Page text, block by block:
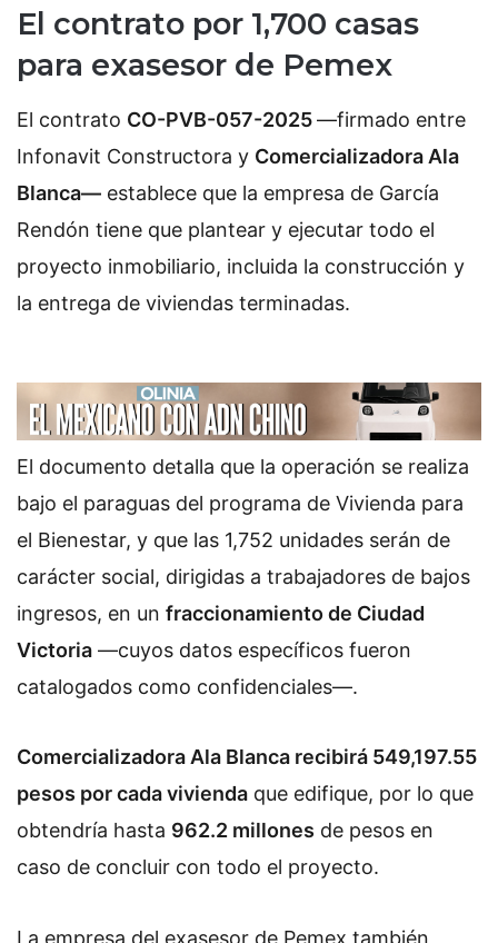
El contrato por 1,700 casas
para exasesor de Pemex
El contrato CO-PVB-057-2025—firmado entre
Infonavit Constructora y Comercializadora Ala
Blanca— establece que la empresa de García
Rendón tiene que plantear y ejecutar todo el
proyecto inmobiliario, incluida la construcción y
la entrega de viviendas terminadas.
El documento detalla que la operación se realiza
bajo el paraguas del programa de Vivienda para
el Bienestar, y que las 1,752 unidades serán de
carácter social, dirigidas a trabajadores de bajos
ingresos, en un fraccionamiento de Ciudad
Victoria —cuyos datos específicos fueron
catalogados como confidenciales—.
Comercializadora Ala Blanca recibirá 549,197.55
pesos por cada vivienda que edifique, por lo que
obtendría hasta 962.2 millones de pesos en
caso de concluir con todo el proyecto.
La empresa del exasesor de Pemex también